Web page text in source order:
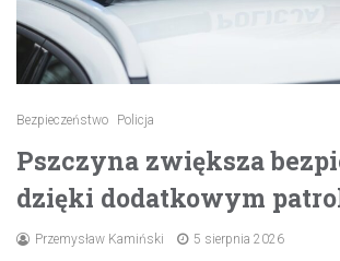
Bezpieczeństwo Policja
Pszczyna zwiększa
dzięki dodatkowym
Przemysław Kamiński 5 sierpnia 2026